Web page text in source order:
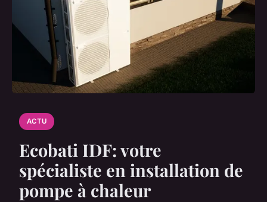
ACTU
Ecobati IDF: votre
spécialiste en installation de
pompe à chaleur